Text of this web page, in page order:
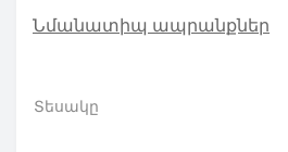
Նմանատիպ ապրանքներ
Տեսակը